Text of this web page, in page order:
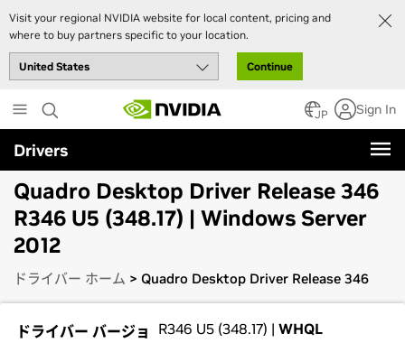
Visit your regional NVIDIA website for local content, pricing and
where to buy partners specific to your location.
Continue
to
main
content
JP Sign In
Drivers
Quadro Desktop Driver Release 346
R346 U5 (348.17) | Windows Server
2012
ドライバー ホーム > Quadro Desktop Driver Release 346
ドライバー バージョ
R346 U5 (348.17) | WHQL